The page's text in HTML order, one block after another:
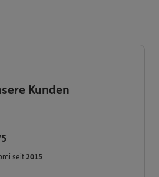
immer weiter.
zu unserem Produkt- und
Kunden
5
seit 2015